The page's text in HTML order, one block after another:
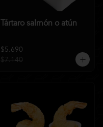
Tártaro salmón o atún
$5.690
$7.140